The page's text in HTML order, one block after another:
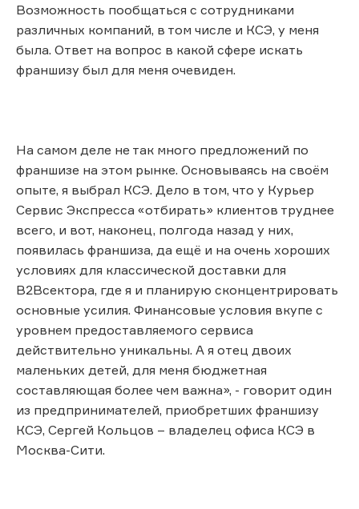
Возможность пообщаться с сотрудниками
различных компаний, в том числе и КСЭ, у меня
была. Ответ на вопрос в какой сфере искать
франшизу был для меня очевиден.
На самом деле не так много предложений по
франшизе на этом рынке. Основываясь на своём
опыте, я выбрал КСЭ. Дело в том, что у Курьер
Сервис Экспресса «отбирать» клиентов труднее
всего, и вот, наконец, полгода назад у них,
появилась франшиза, да ещё и на очень хороших
условиях для классической доставки для
B2Bсектора, где я и планирую сконцентрировать
основные усилия. Финансовые условия вкупе с
уровнем предоставляемого сервиса
действительно уникальны. А я отец двоих
маленьких детей, для меня бюджетная
составляющая более чем важна», - говорит один
из предпринимателей, приобретших франшизу
КСЭ, Сергей Кольцов – владелец офиса КСЭ в
Москва-Сити.